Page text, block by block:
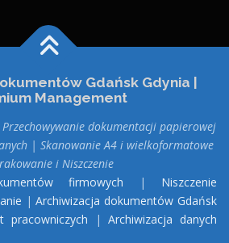
Gdańsk Gdynia |
Management
dokumentacji papierowej
| Skanowanie A4 i wielkoformatowe
i Niszczenie
firmowych | Niszczenie
|Archiwizacja dokumentów Gdańsk
pracowniczych |Archiwizacja danych